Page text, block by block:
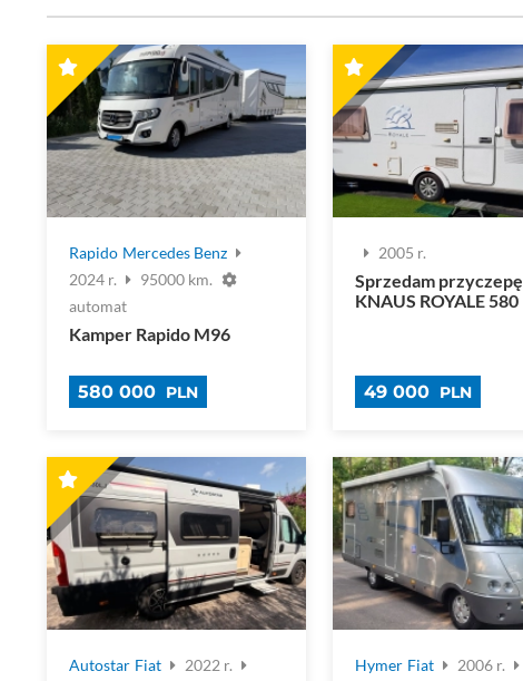
Rapido Mercedes Benz
2024 r.
95000 km.
automat
Kamper Rapido M96
580 000 PLN
2005 r.
Sprzedam przyczepę
KNAUS ROYALE 580
49 000 PLN
Autostar Fiat
2022 r.
Hymer Fiat
2006 r.